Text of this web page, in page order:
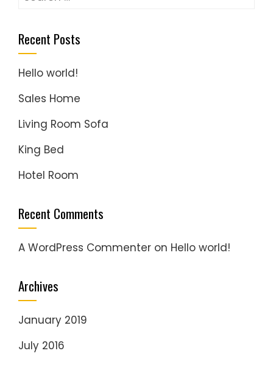
Recent Posts
Hello world!
Sales Home
Living Room Sofa
King Bed
Hotel Room
Recent Comments
A WordPress Commenter on Hello world!
Archives
January 2019
July 2016